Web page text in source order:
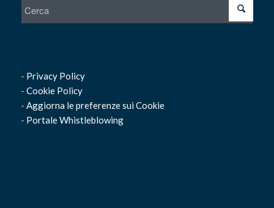
- Privacy Policy
- Cookie Policy
- Aggiorna le preferenze sui Cookie
- Portale Whistleblowing